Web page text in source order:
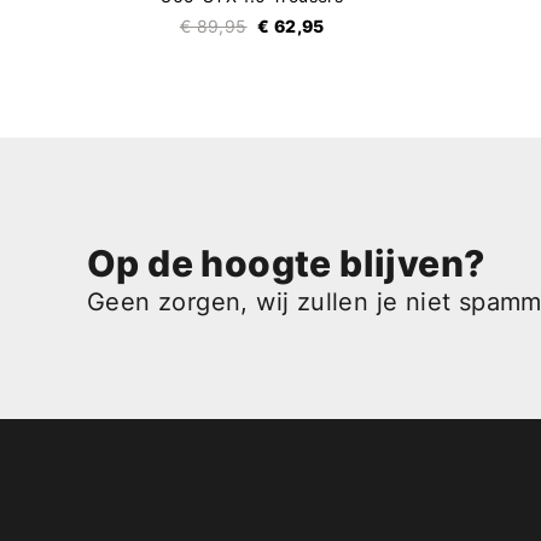
€ 89,95 € 62,95
Op de hoogte blijven?
Geen zorgen, wij zullen je niet